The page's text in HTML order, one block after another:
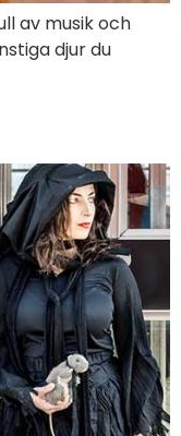
av musik och
djur du